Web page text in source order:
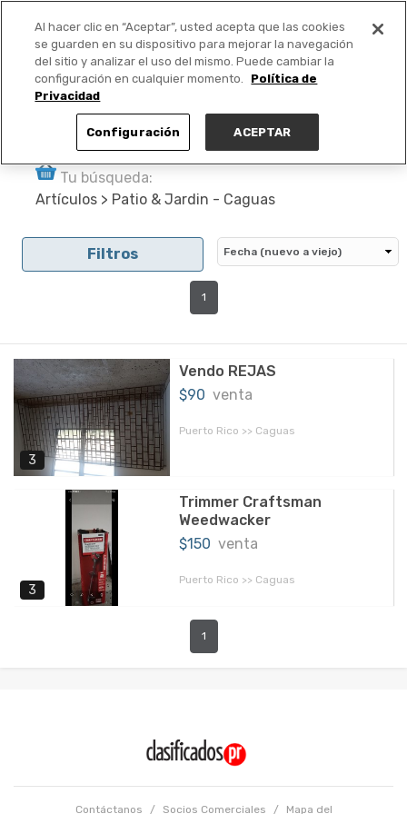
PUBLICA GRATIS +
Tu búsqueda:
Artículos > Patio & Jardin - Caguas
Filtros
1
3
Vendo REJAS
$90 venta
Puerto Rico >> Caguas
3
Trimmer Craftsman
Weedwacker
$150 venta
Puerto Rico >> Caguas
1
Contáctanos / Socios Comerciales / Mapa del
Al hacer clic en “Aceptar”, usted acepta que las cookies
se guarden en su dispositivo para mejorar la navegación
del sitio y analizar el uso del mismo. Puede cambiar la
configuración en cualquier momento.
Política de
Privacidad
Configuración ACEPTAR